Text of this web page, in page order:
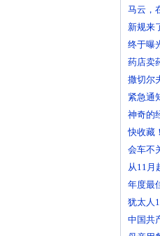
神奇的
年度最